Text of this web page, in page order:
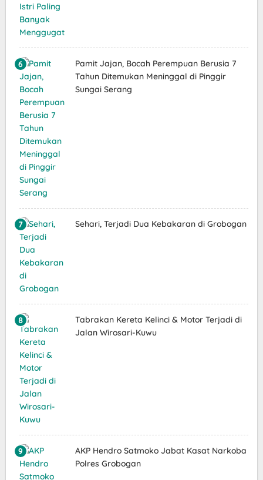
Pamit Jajan, Bocah Perempuan Berusia 7
Tahun Ditemukan Meninggal di Pinggir
Sungai Serang
Sehari, Terjadi Dua Kebakaran di Grobogan
Tabrakan Kereta Kelinci & Motor Terjadi di
Jalan Wirosari-Kuwu
AKP Hendro Satmoko Jabat Kasat Narkoba
Polres Grobogan